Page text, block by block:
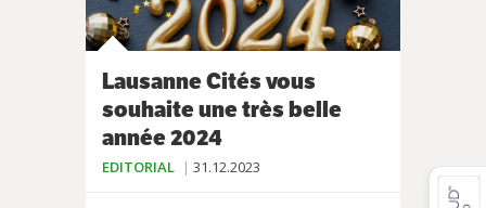
Lausanne Cités vous
souhaite une très belle
année 2024
EDITORIAL 31.12.2023